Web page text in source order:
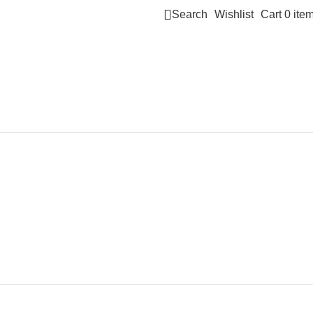
Search Wishlist Cart0